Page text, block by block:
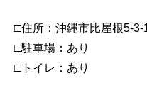
□住所：沖縄市比屋根5-3-
□駐車場：あり
□トイレ：あり